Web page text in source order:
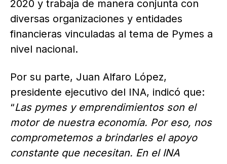
2020 y trabaja de manera conjunta con
diversas organizaciones y entidades
financieras vinculadas al tema de Pymes a
nivel nacional.
Por su parte, Juan Alfaro López,
presidente ejecutivo del INA, indicó que:
“Las pymes y emprendimientos son el
motor de nuestra economía. Por eso, nos
comprometemos a brindarles el apoyo
constante que necesitan. En el INA